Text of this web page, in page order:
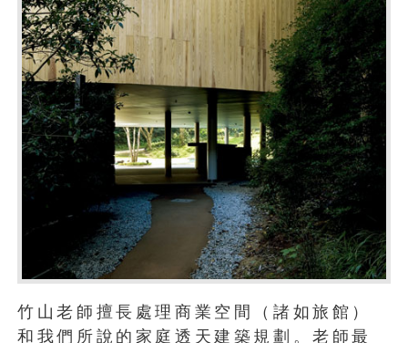
竹山老師擅長處理商業空間（諸如旅館）
和我們所說的家庭透天建築規劃。老師最